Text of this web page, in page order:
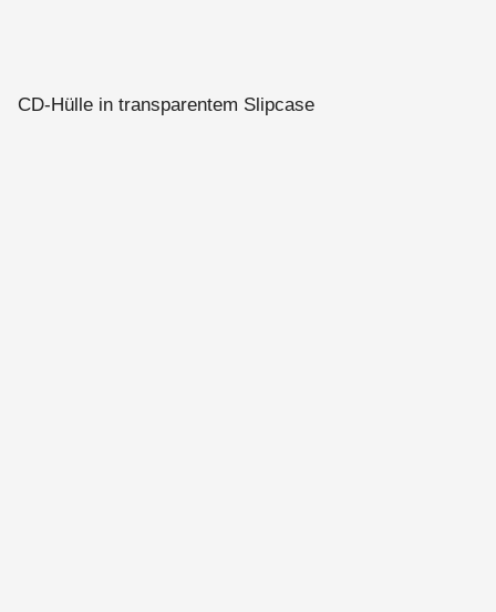
CD-Hülle in transparentem Slipcase